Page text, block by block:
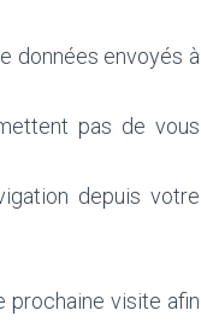
données envoyés à
pas de vous
depuis votre
prochaine visite afin